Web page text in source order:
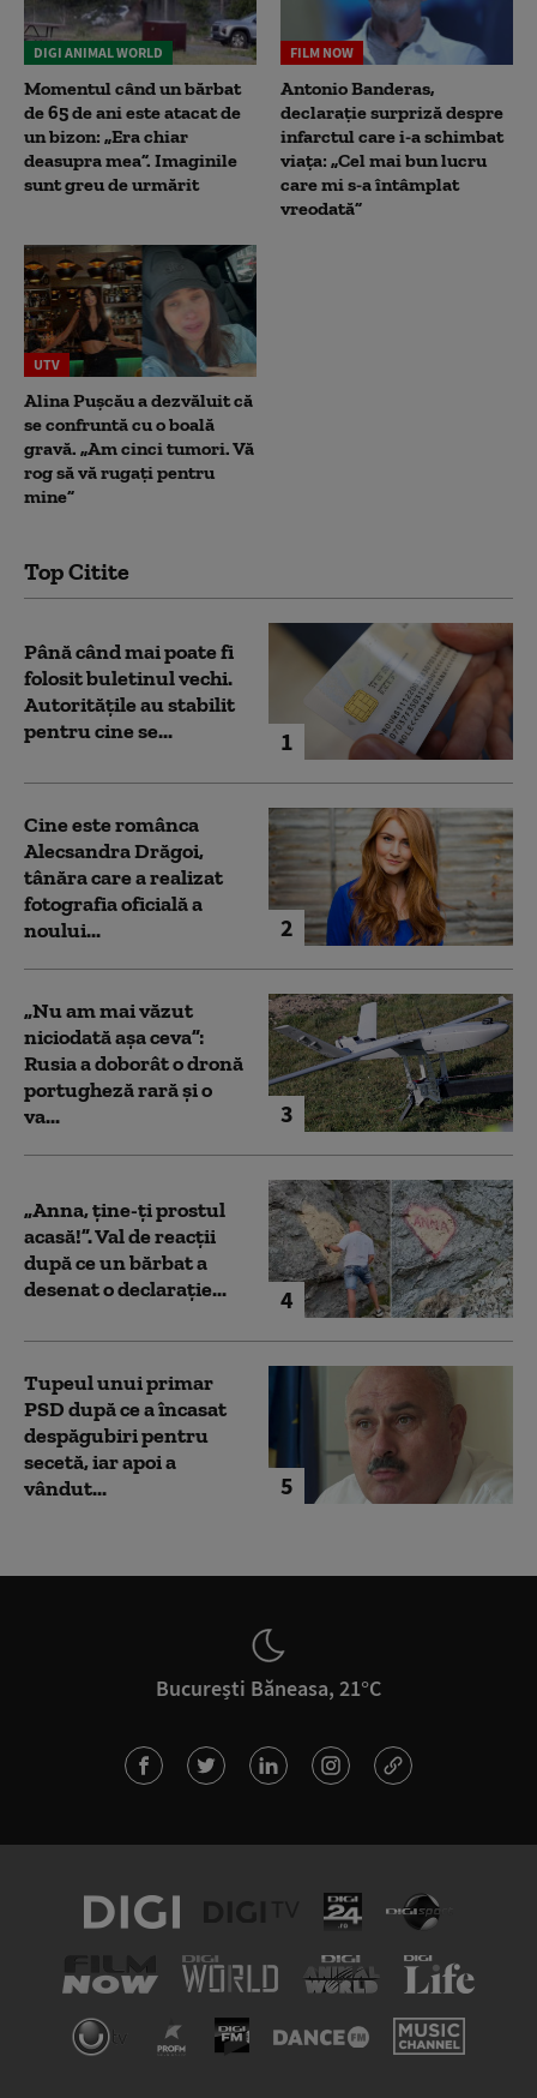
DIGI ANIMAL WORLD
Momentul când un bărbat
de 65 de ani este atacat de
un bizon: „Era chiar
deasupra mea”. Imaginile
sunt greu de urmărit
FILM NOW
Antonio Banderas,
declarație surpriză despre
infarctul care i-a schimbat
viața: „Cel mai bun lucru
care mi s-a întâmplat
vreodată”
UTV
Alina Pușcău a dezvăluit că
se confruntă cu o boală
gravă. „Am cinci tumori. Vă
rog să vă rugați pentru
mine”
Top Citite
1
Până când mai poate fi
folosit buletinul vechi.
Autoritățile au stabilit
pentru cine se...
2
Cine este românca
Alecsandra Drăgoi,
tânăra care a realizat
fotografia oficială a
noului...
3
„Nu am mai văzut
niciodată așa ceva”:
Rusia a doborât o dronă
portugheză rară și o
va...
4
„Anna, ţine-ţi prostul
acasă!”. Val de reacții
după ce un bărbat a
desenat o declarație...
5
Tupeul unui primar
PSD după ce a încasat
despăgubiri pentru
secetă, iar apoi a
vândut...
București Băneasa, 21°C